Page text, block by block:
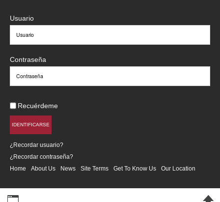
Usuario
Contraseña
Recuérdeme
IDENTIFICARSE
¿Recordar usuario?
¿Recordar contraseña?
Home
About Us News Site Terms Get To Know Us Our Location